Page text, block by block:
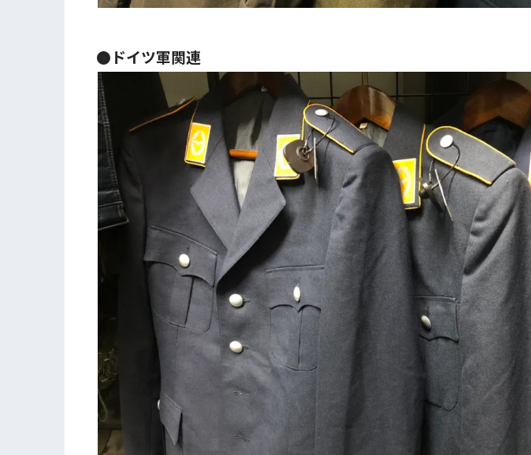
●ドイツ軍関連